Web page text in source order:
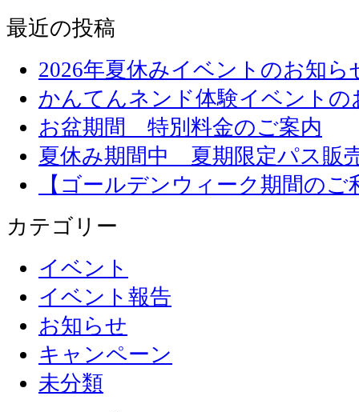
最近の投稿
2026年夏休みイベントのお知
かんてんネンド体験イベント
お盆期間 特別料金のご案内
夏休み期間中 夏期限定パス販
【ゴールデンウィーク期間の
カテゴリー
イベント
イベント報告
お知らせ
キャンペーン
未分類